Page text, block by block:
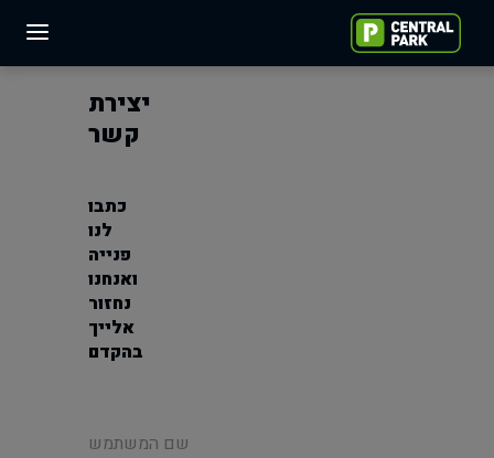
יצירת
קשר
כתבו
לנו
פנייה
ואנחנו
נחזור
אלייך
בהקדם
שם המשתמש